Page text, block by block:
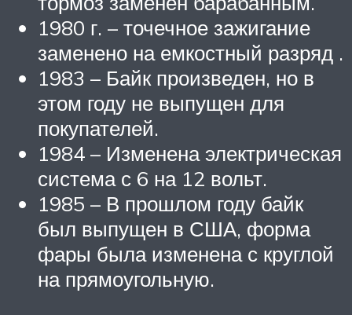
1980 г. – точечное зажигание
заменено на емкостный разряд .
1983 – Байк произведен, но в
этом году не выпущен для
покупателей.
1984 – Изменена электрическая
система с 6 на 12 вольт.
1985 – В прошлом году байк
был выпущен в США, форма
фары была изменена с круглой
на прямоугольную.